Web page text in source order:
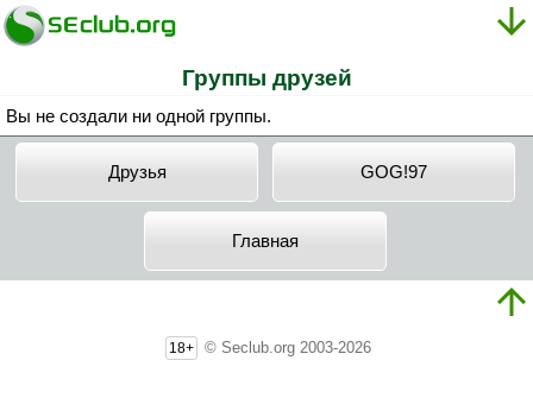
Группы друзей
Вы не создали ни одной группы.
Друзья GOG!97
Главная
18+ © Seclub.org 2003-2026